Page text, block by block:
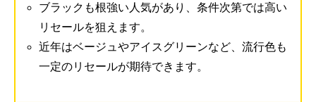
ブラックも根強い人気があり、条件次第では高い
リセールを狙えます。
近年はベージュやアイスグリーンなど、流行色も
一定のリセールが期待できます。